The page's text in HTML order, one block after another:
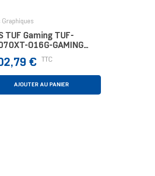
Graphiques
TUF Gaming TUF-
O16G-GAMING
Radeon RX 9070 XT 16
€ TTC
AJOUTER AU PANIER